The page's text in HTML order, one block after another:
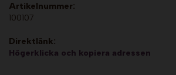
Artikelnummer:
100107
Direktlänk:
Högerklicka och kopiera adressen